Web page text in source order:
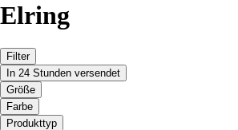
Elring
Filter
In 24 Stunden versendet
Größe
Farbe
Produkttyp